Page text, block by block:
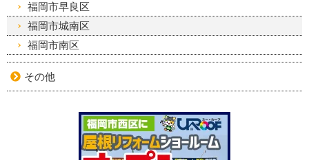
福岡市早良区
福岡市城南区
福岡市南区
その他